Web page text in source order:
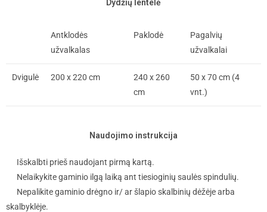
Dydžių lentelė
Antklodės
užvalkalas
Paklodė
Pagalvių
užvalkalai
Dvigulė 200 x 220 cm
240 x 260
cm
50 x 70 cm (4
vnt.)
Naudojimo instrukcija
Išskalbti prieš naudojant pirmą kartą.
Nelaikykite gaminio ilgą laiką ant tiesioginių saulės spindulių.
Nepalikite gaminio drėgno ir/ ar šlapio skalbinių dėžėje arba
skalbyklėje.